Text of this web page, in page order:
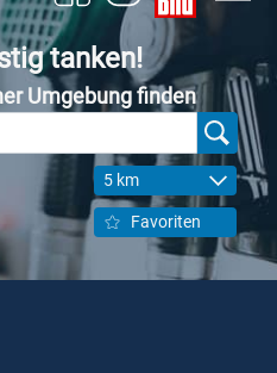
tanken!
Umgebung finden
5 km
Favoriten